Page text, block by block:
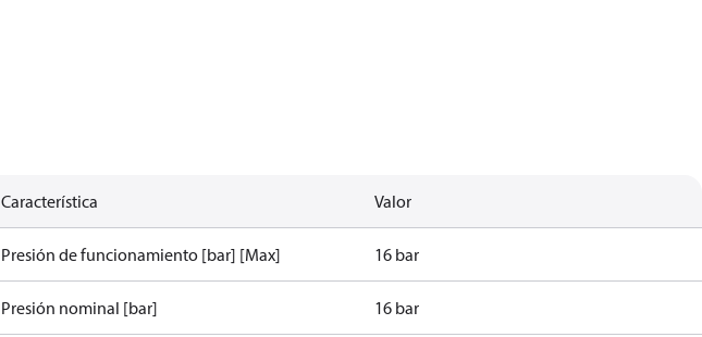
Característica Valor
Presión de funcionamiento [bar] [Max] 16 bar
Presión nominal [bar] 16 bar